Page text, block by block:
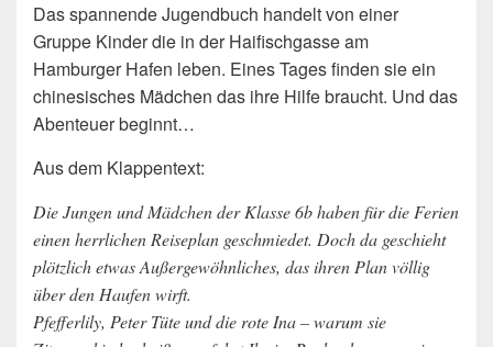
Das spannende Jugendbuch handelt von einer
Gruppe Kinder die in der Haifischgasse am
Hamburger Hafen leben. Eines Tages finden sie ein
chinesisches Mädchen das ihre Hilfe braucht. Und das
Abenteuer beginnt…
Aus dem Klappentext:
Die Jungen und Mädchen der Klasse 6b haben für die Ferien
einen herrlichen Reiseplan geschmiedet. Doch da geschieht
plötzlich etwas Außergewöhnliches, das ihren Plan völlig
über den Haufen wirft.
Pfefferlily, Peter Tüte und die rote Ina – warum sie